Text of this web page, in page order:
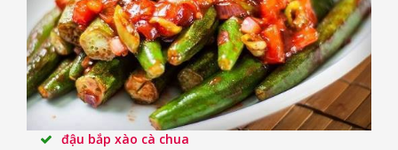
đậu bắp xào cà chua